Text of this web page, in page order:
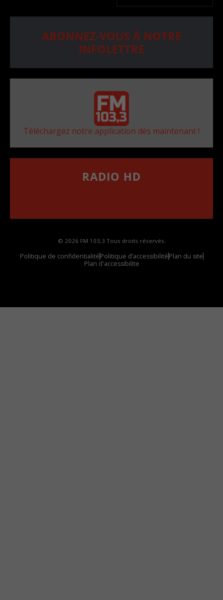
ABONNEZ-VOUS À NOTRE
INFOLETTRE
Téléchargez notre application dès maintenant !
RADIO HD
© 2026 FM 103,3 Tous droits réservés.
Politique de confidentialitéPolitique d’accessibilitéPlan du site
Plan d'accessibilite